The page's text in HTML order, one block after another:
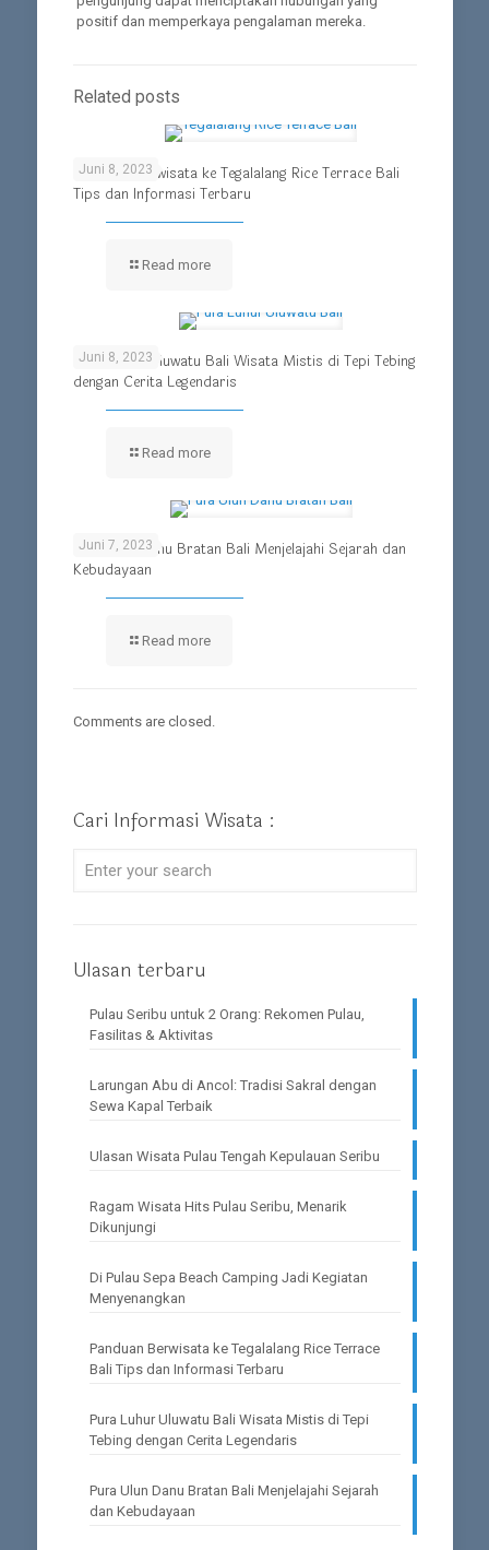
positif dan memperkaya pengalaman mereka.
Related posts
Juni 8, 2023
Panduan Berwisata ke Tegalalang Rice Terrace Bali
Tips dan Informasi Terbaru
Read more
Juni 8, 2023
Pura Luhur Uluwatu Bali Wisata Mistis di Tepi Tebing
dengan Cerita Legendaris
Read more
Juni 7, 2023
Pura Ulun Danu Bratan Bali Menjelajahi Sejarah dan
Kebudayaan
Read more
Comments are closed.
Cari Informasi Wisata :
Ulasan terbaru
Pulau Seribu untuk 2 Orang: Rekomen Pulau,
Fasilitas & Aktivitas
Larungan Abu di Ancol: Tradisi Sakral dengan
Sewa Kapal Terbaik
Ulasan Wisata Pulau Tengah Kepulauan Seribu
Ragam Wisata Hits Pulau Seribu, Menarik
Dikunjungi
Di Pulau Sepa Beach Camping Jadi Kegiatan
Menyenangkan
Panduan Berwisata ke Tegalalang Rice Terrace
Bali Tips dan Informasi Terbaru
Pura Luhur Uluwatu Bali Wisata Mistis di Tepi
Tebing dengan Cerita Legendaris
Pura Ulun Danu Bratan Bali Menjelajahi Sejarah
dan Kebudayaan